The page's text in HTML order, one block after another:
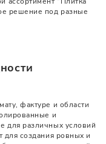
решение под разные
фактуре и области
и
для различных условий
для создания ровных и